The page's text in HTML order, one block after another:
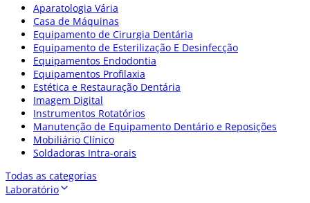
Aparatologia Vária
Casa de Máquinas
Equipamento de Cirurgia Dentária
Equipamento de Esterilização E Desinfecção
Equipamentos Endodontia
Equipamentos Profilaxia
Estética e Restauração Dentária
Imagem Digital
Instrumentos Rotatórios
Manutenção de Equipamento Dentário e Reposições
Mobiliário Clínico
Soldadoras Intra-orais
Todas as categorias
Laboratório